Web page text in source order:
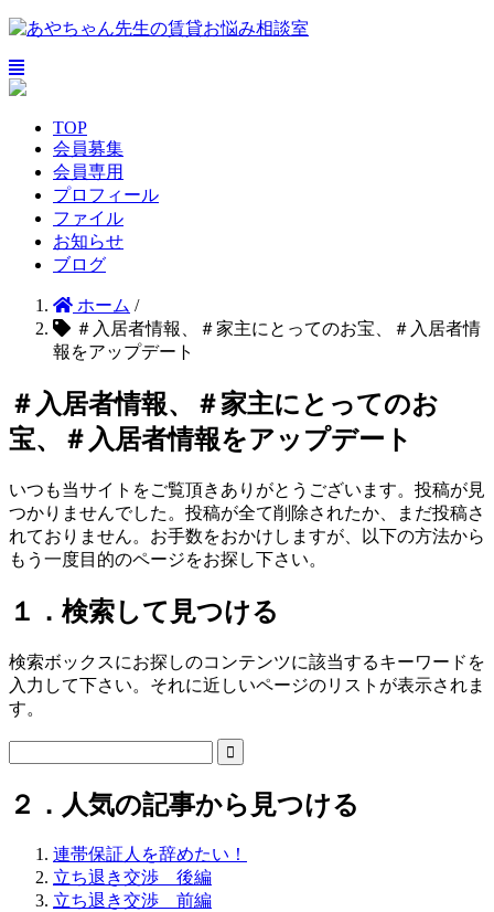
TOP
会員募集
会員専用
プロフィール
ファイル
お知らせ
ブログ
ホーム /
＃入居者情報、＃家主にとってのお宝、＃入居者情
報をアップデート
＃入居者情報、＃家主にとってのお
宝、＃入居者情報をアップデート
いつも当サイトをご覧頂きありがとうございます。投稿が見
つかりませんでした。投稿が全て削除されたか、まだ投稿さ
れておりません。お手数をおかけしますが、以下の方法から
もう一度目的のページをお探し下さい。
１．検索して見つける
検索ボックスにお探しのコンテンツに該当するキーワードを
入力して下さい。それに近しいページのリストが表示されま
す。

２．人気の記事から見つける
連帯保証人を辞めたい！
立ち退き交渉 後編
立ち退き交渉 前編